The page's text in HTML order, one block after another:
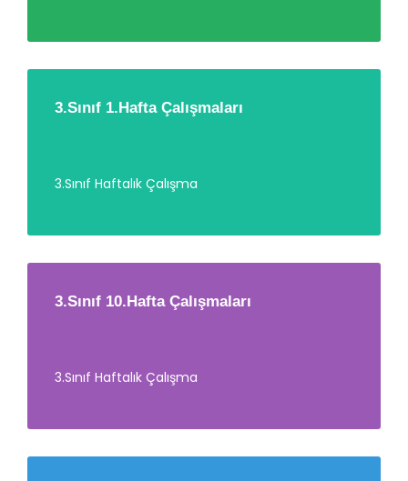
3.Sınıf 1.Hafta Çalışmaları
3.Sınıf Haftalık Çalışma
3.Sınıf 10.Hafta Çalışmaları
3.Sınıf Haftalık Çalışma